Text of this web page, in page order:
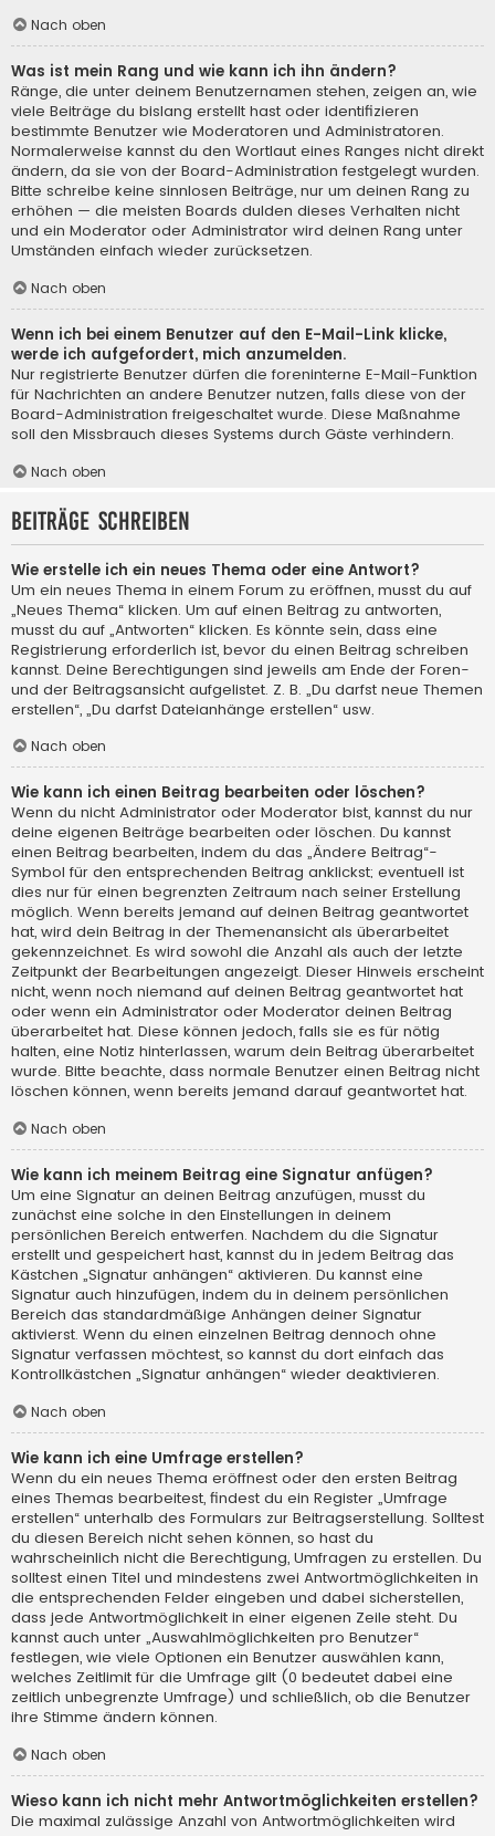
Nach oben
Was ist mein Rang und wie kann ich ihn ändern?
Ränge, die unter deinem Benutzernamen stehen, zeigen an, wie
viele Beiträge du bislang erstellt hast oder identifizieren
bestimmte Benutzer wie Moderatoren und Administratoren.
Normalerweise kannst du den Wortlaut eines Ranges nicht direkt
ändern, da sie von der Board-Administration festgelegt wurden.
Bitte schreibe keine sinnlosen Beiträge, nur um deinen Rang zu
erhöhen — die meisten Boards dulden dieses Verhalten nicht
und ein Moderator oder Administrator wird deinen Rang unter
Umständen einfach wieder zurücksetzen.
Nach oben
Wenn ich bei einem Benutzer auf den E-Mail-Link klicke,
werde ich aufgefordert, mich anzumelden.
Nur registrierte Benutzer dürfen die foreninterne E-Mail-Funktion
für Nachrichten an andere Benutzer nutzen, falls diese von der
Board-Administration freigeschaltet wurde. Diese Maßnahme
soll den Missbrauch dieses Systems durch Gäste verhindern.
Nach oben
Beiträge schreiben
Wie erstelle ich ein neues Thema oder eine Antwort?
Um ein neues Thema in einem Forum zu eröffnen, musst du auf
„Neues Thema“ klicken. Um auf einen Beitrag zu antworten,
musst du auf „Antworten“ klicken. Es könnte sein, dass eine
Registrierung erforderlich ist, bevor du einen Beitrag schreiben
kannst. Deine Berechtigungen sind jeweils am Ende der Foren-
und der Beitragsansicht aufgelistet. Z. B. „Du darfst neue Themen
erstellen“, „Du darfst Dateianhänge erstellen“ usw.
Nach oben
Wie kann ich einen Beitrag bearbeiten oder löschen?
Wenn du nicht Administrator oder Moderator bist, kannst du nur
deine eigenen Beiträge bearbeiten oder löschen. Du kannst
einen Beitrag bearbeiten, indem du das „Ändere Beitrag“-
Symbol für den entsprechenden Beitrag anklickst; eventuell ist
dies nur für einen begrenzten Zeitraum nach seiner Erstellung
möglich. Wenn bereits jemand auf deinen Beitrag geantwortet
hat, wird dein Beitrag in der Themenansicht als überarbeitet
gekennzeichnet. Es wird sowohl die Anzahl als auch der letzte
Zeitpunkt der Bearbeitungen angezeigt. Dieser Hinweis erscheint
nicht, wenn noch niemand auf deinen Beitrag geantwortet hat
oder wenn ein Administrator oder Moderator deinen Beitrag
überarbeitet hat. Diese können jedoch, falls sie es für nötig
halten, eine Notiz hinterlassen, warum dein Beitrag überarbeitet
wurde. Bitte beachte, dass normale Benutzer einen Beitrag nicht
löschen können, wenn bereits jemand darauf geantwortet hat.
Nach oben
Wie kann ich meinem Beitrag eine Signatur anfügen?
Um eine Signatur an deinen Beitrag anzufügen, musst du
zunächst eine solche in den Einstellungen in deinem
persönlichen Bereich entwerfen. Nachdem du die Signatur
erstellt und gespeichert hast, kannst du in jedem Beitrag das
Kästchen „Signatur anhängen“ aktivieren. Du kannst eine
Signatur auch hinzufügen, indem du in deinem persönlichen
Bereich das standardmäßige Anhängen deiner Signatur
aktivierst. Wenn du einen einzelnen Beitrag dennoch ohne
Signatur verfassen möchtest, so kannst du dort einfach das
Kontrollkästchen „Signatur anhängen“ wieder deaktivieren.
Nach oben
Wie kann ich eine Umfrage erstellen?
Wenn du ein neues Thema eröffnest oder den ersten Beitrag
eines Themas bearbeitest, findest du ein Register „Umfrage
erstellen“ unterhalb des Formulars zur Beitragserstellung. Solltest
du diesen Bereich nicht sehen können, so hast du
wahrscheinlich nicht die Berechtigung, Umfragen zu erstellen. Du
solltest einen Titel und mindestens zwei Antwortmöglichkeiten in
die entsprechenden Felder eingeben und dabei sicherstellen,
dass jede Antwortmöglichkeit in einer eigenen Zeile steht. Du
kannst auch unter „Auswahlmöglichkeiten pro Benutzer“
festlegen, wie viele Optionen ein Benutzer auswählen kann,
welches Zeitlimit für die Umfrage gilt (0 bedeutet dabei eine
zeitlich unbegrenzte Umfrage) und schließlich, ob die Benutzer
ihre Stimme ändern können.
Nach oben
Wieso kann ich nicht mehr Antwortmöglichkeiten erstellen?
Die maximal zulässige Anzahl von Antwortmöglichkeiten wird